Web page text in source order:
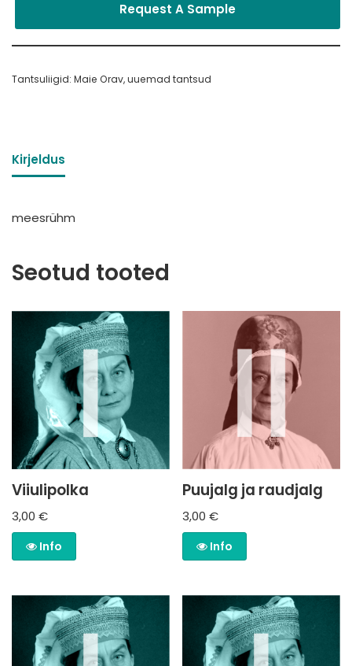
Request A Sample
Tantsuliigid: Maie Orav,uuemad tantsud
Kirjeldus
meesrühm
Seotud tooted
Viiulipolka
3,00 €
Info
Puujalg ja raudjalg
3,00€
Info